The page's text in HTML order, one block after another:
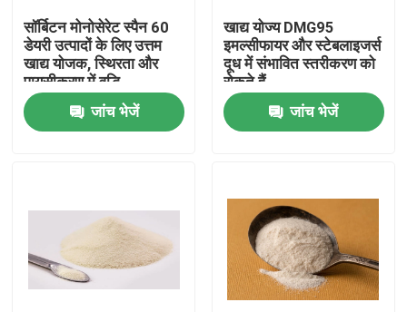
हमारे बारे में
कारखाना भ्रमण
गुणवत्ता नियंत्रण
समाचार
सॉर्बिटन मोनोसेरेट स्पैन 60
डेयरी उत्पादों के लिए उत्तम
खाद्य योजक, स्थिरता और
पायसीकरण में वृद्धि
जांच भेजें
खाद्य योज्य DMG95
इमल्सीफायर और स्टेबलाइजर्स
दूध में संभावित स्तरीकरण को
रोकते हैं
जांच भेजें